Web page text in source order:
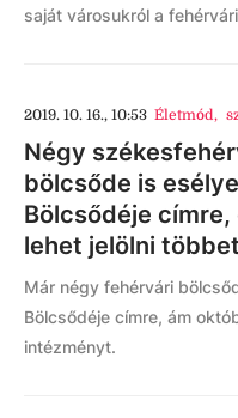
saját városukról a
2019. 10. 16., 10:53 Életmód,
Négy
bölcsőde is
Bölcsődéje címre,
lehet jelölni többet
Már négy fehérvári
Bölcsődéje címre, ám
intézményt.